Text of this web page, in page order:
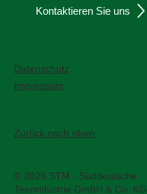
Kontaktieren Sie uns
Datenschutz
Impressum
Zurück nach oben
© 2026 STM - Süddeutsche
Teerindustrie GmbH & Co. KG